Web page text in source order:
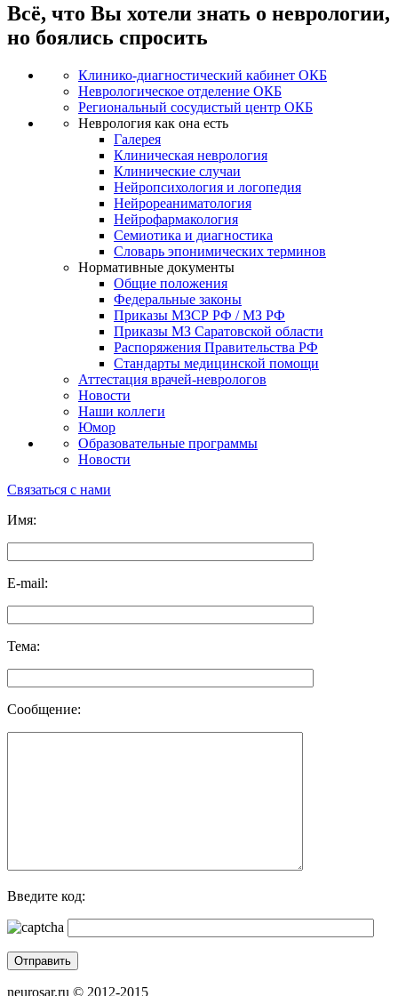
Всё, что Вы хотели знать о неврологии,
но боялись спросить
Клинико-диагностический кабинет ОКБ
Неврологическое отделение ОКБ
Региональный сосудистый центр ОКБ
Неврология как она есть
Галерея
Клиническая неврология
Клинические случаи
Нейропсихология и логопедия
Нейрореаниматология
Нейрофармакология
Семиотика и диагностика
Словарь эпонимических терминов
Нормативные документы
Общие положения
Федеральные законы
Приказы МЗСР РФ / МЗ РФ
Приказы МЗ Саратовской области
Распоряжения Правительства РФ
Стандарты медицинской помощи
Аттестация врачей-неврологов
Новости
Наши коллеги
Юмор
Образовательные программы
Новости
Связаться с нами
Имя:
E-mail:
Тема:
Сообщение:
Введите код:
neurosar.ru © 2012-2015